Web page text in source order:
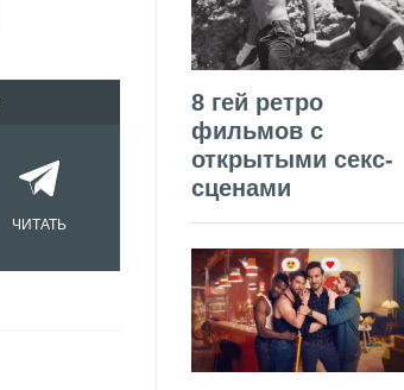
ЧИТАТЬ
8 гей ретро
фильмов с
открытыми секс-
сценами